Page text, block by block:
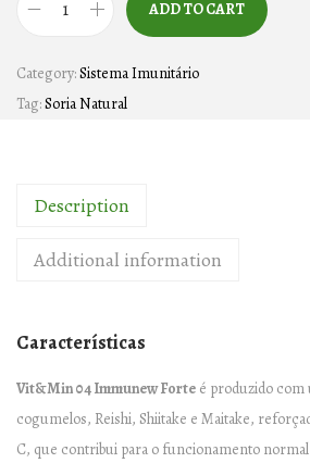
I
M
U
W
O
–
9
0
ADD TO CART
Category:Sistema Imunitário
Tag:Soria Natural
Description
Additional information
Características
Vit&Min 04 Immunew Forte é produzido com
cogumelos, Reishi, Shiitake e Maitake,
C, que contribui para o funcionamento